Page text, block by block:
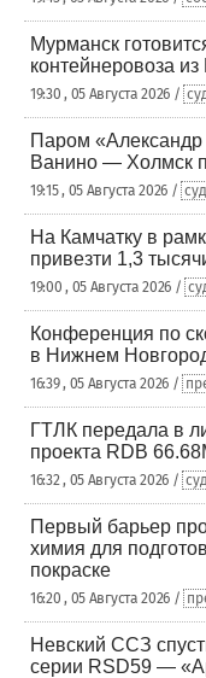
Мурманск
контейнеровоза из
19:30 , 05 Августа 2026 /
Паром
Ванино — Холмск
19:15 , 05 Августа 2026 /
На Камчатку в
привезти 1,3
19:00 , 05 Августа 2026 /
Конференция по
в Нижнем
16:39 , 05 Августа 2026 /
ГТЛК передала в
проекта RDB
16:32 , 05 Августа 2026 /
Первый барьер
химия для
покраске
16:20 , 05 Августа 2026 /
Невский ССЗ
серии RSD59 —